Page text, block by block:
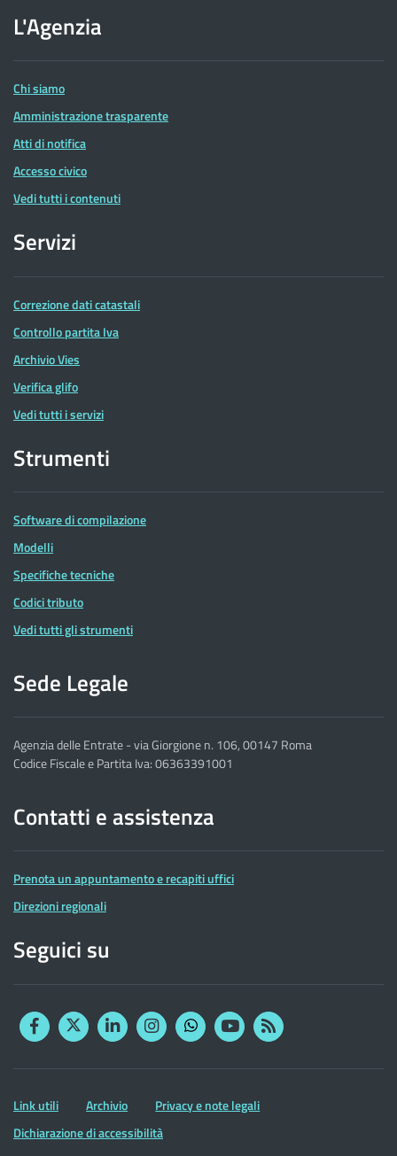
dell'Agenzia
delle
Entrate
L'Agenzia
Chi siamo
Amministrazione trasparente
Atti di notifica
Accesso civico
Vedi tutti i contenuti
Servizi
Correzione dati catastali
Controllo partita Iva
Archivio Vies
Verifica glifo
Vedi tutti i servizi
Strumenti
Software di compilazione
Modelli
Specifiche tecniche
Codici tributo
Vedi tutti gli strumenti
Sede Legale
Agenzia delle Entrate - via Giorgione n. 106, 00147 Roma
Codice Fiscale e Partita Iva: 06363391001
Contatti e assistenza
Prenota un appuntamento e recapiti uffici
Direzioni regionali
Seguici su
FacebookTwitterLinkedinInstagram
YouTubeRSS
Altre
informazioni
Link utili Archivio
Privacy e note legali
Dichiarazione di accessibilità